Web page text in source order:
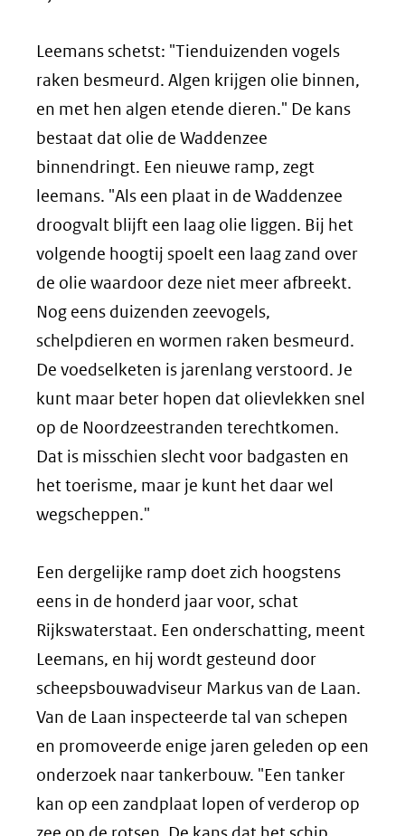
Leemans schetst: "Tienduizenden vogels
raken besmeurd. Algen krijgen olie binnen,
en met hen algen etende dieren." De kans
bestaat dat olie de Waddenzee
binnendringt. Een nieuwe ramp, zegt
leemans. "Als een plaat in de Waddenzee
droogvalt blijft een laag olie liggen. Bij het
volgende hoogtij spoelt een laag zand over
de olie waardoor deze niet meer afbreekt.
Nog eens duizenden zeevogels,
schelpdieren en wormen raken besmeurd.
De voedselketen is jarenlang verstoord. Je
kunt maar beter hopen dat olievlekken snel
op de Noordzeestranden terechtkomen.
Dat is misschien slecht voor badgasten en
het toerisme, maar je kunt het daar wel
wegscheppen."
Een dergelijke ramp doet zich hoogstens
eens in de honderd jaar voor, schat
Rijkswaterstaat. Een onderschatting, meent
Leemans, en hij wordt gesteund door
scheepsbouwadviseur Markus van de Laan.
Van de Laan inspecteerde tal van schepen
en promoveerde enige jaren geleden op een
onderzoek naar tankerbouw. "Een tanker
kan op een zandplaat lopen of verderop op